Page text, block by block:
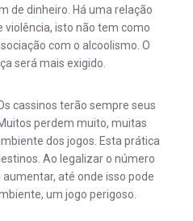
de dinheiro. Há uma relação
violência, isto não tem como
com o alcoolismo. O
será mais exigido.
cassinos terão sempre seus
perdem muito, muitas
dos jogos. Esta prática
Ao legalizar o número
até onde isso pode
um jogo perigoso.